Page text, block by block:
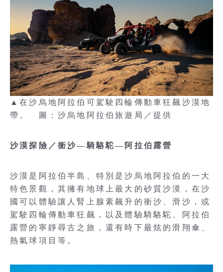
▲在沙烏地阿拉伯可駕駛四輪傳動車狂飆沙漠地
帶。 圖：沙烏地阿拉伯旅遊局／提供
沙漠探險／衝沙—騎駱駝—阿拉伯露營
沙漠是阿拉伯半島、特別是沙烏地阿拉伯的一大
特色景觀，其擁有地球上最大的砂質沙漠，在沙
國可以體驗讓人腎上腺素飆升的衝沙、滑沙，或
駕駛四輪傳動車狂飆，以及體驗騎駱駝、阿拉伯
露營的寧靜尋古之旅，還有時下最炫的滑翔傘、
熱氣球項目等。